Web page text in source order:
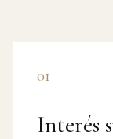
01
Interés